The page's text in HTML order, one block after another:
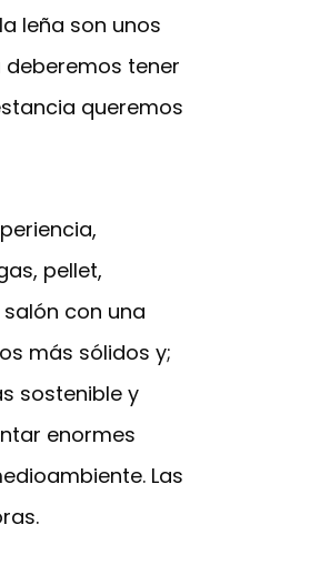
leña son unos
deberemos tener
queremos
pellet,
con una
más sólidos y;
sostenible y
enormes
Las